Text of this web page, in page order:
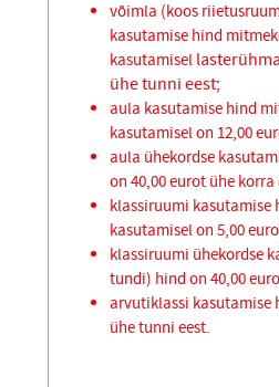
võimla (koos
kasutamise hind
kasutamisel
ühe tunni eest;
aula kasutamise hind
kasutamisel on 12,00
aula ühekordse
on 40,00 eurot ühe korra
klassiruumi kasutamise
kasutamisel on 5,00
klassiruumi ühekordse
tundi) hind on 40,00
arvutiklassi kasutamise
ühe tunni eest.